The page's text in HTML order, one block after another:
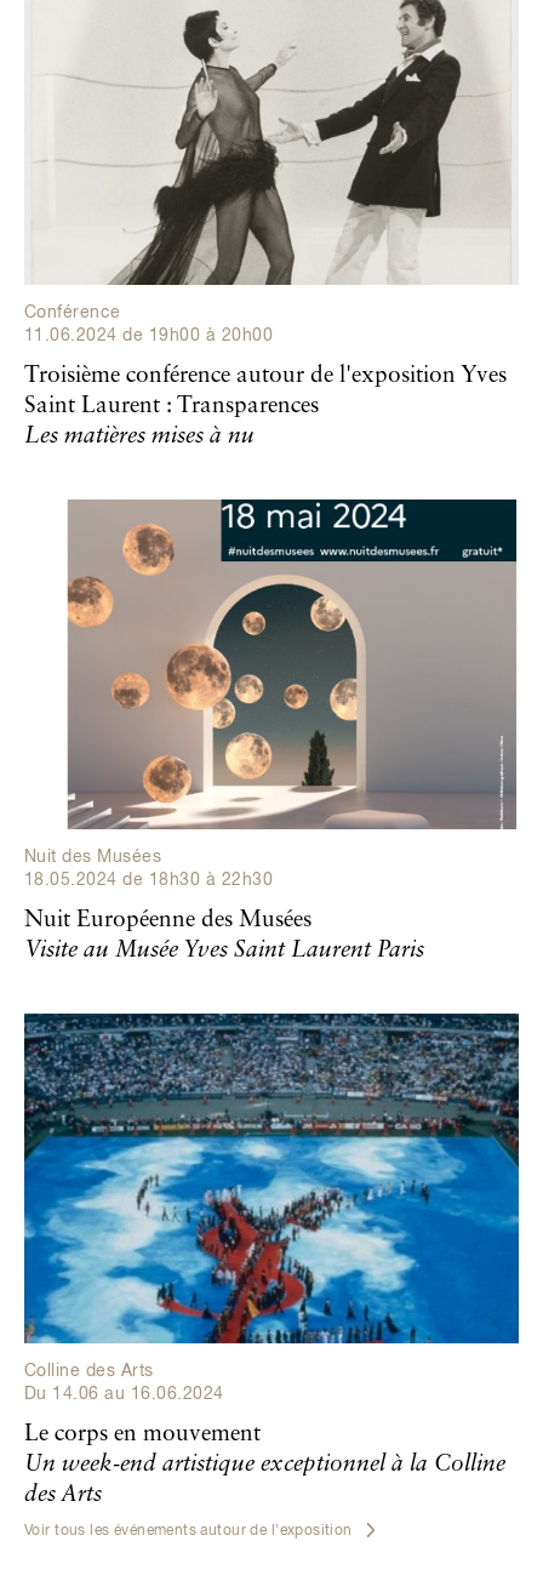
Voir tous les événements autour de l'exposition
Conférence
11.06.2024 de 19h00 à 20h00
Troisième conférence autour de l'exposition Yves
Saint Laurent : Transparences
Les matières mises à nu
Nuit des Musées
18.05.2024 de 18h30 à 22h30
Nuit Européenne des Musées
Visite au Musée Yves Saint Laurent Paris
Colline des Arts
Du 14.06 au 16.06.2024
Le corps en mouvement
Un week-end artistique exceptionnel à la Colline
des Arts